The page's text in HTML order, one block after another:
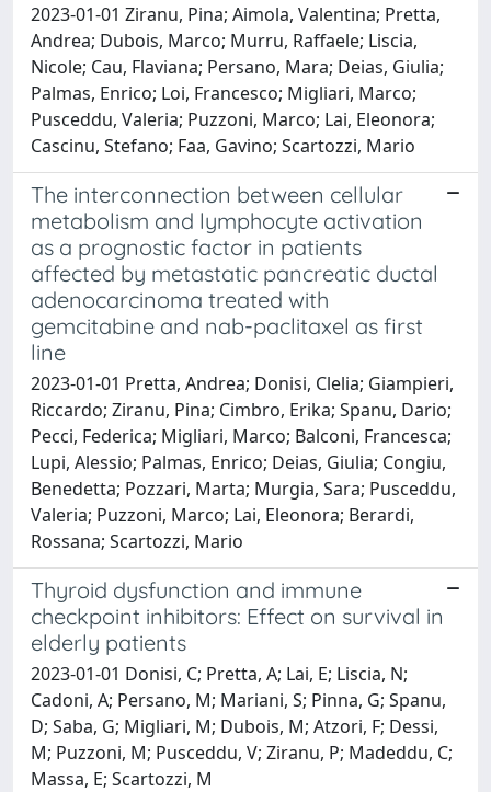
2023-01-01 Ziranu, Pina; Aimola, Valentina; Pretta,
Andrea; Dubois, Marco; Murru, Raffaele; Liscia,
Nicole; Cau, Flaviana; Persano, Mara; Deias, Giulia;
Palmas, Enrico; Loi, Francesco; Migliari, Marco;
Pusceddu, Valeria; Puzzoni, Marco; Lai, Eleonora;
Cascinu, Stefano; Faa, Gavino; Scartozzi, Mario
The interconnection between cellular
metabolism and lymphocyte activation
as a prognostic factor in patients
affected by metastatic pancreatic ductal
adenocarcinoma treated with
gemcitabine and nab-paclitaxel as first
line
2023-01-01 Pretta, Andrea; Donisi, Clelia; Giampieri,
Riccardo; Ziranu, Pina; Cimbro, Erika; Spanu, Dario;
Pecci, Federica; Migliari, Marco; Balconi, Francesca;
Lupi, Alessio; Palmas, Enrico; Deias, Giulia; Congiu,
Benedetta; Pozzari, Marta; Murgia, Sara; Pusceddu,
Valeria; Puzzoni, Marco; Lai, Eleonora; Berardi,
Rossana; Scartozzi, Mario
Thyroid dysfunction and immune
checkpoint inhibitors: Effect on survival in
elderly patients
2023-01-01 Donisi, C; Pretta, A; Lai, E; Liscia, N;
Cadoni, A; Persano, M; Mariani, S; Pinna, G; Spanu,
D; Saba, G; Migliari, M; Dubois, M; Atzori, F; Dessi,
M; Puzzoni, M; Pusceddu, V; Ziranu, P; Madeddu, C;
Massa, E; Scartozzi, M